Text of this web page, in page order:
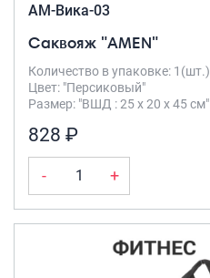
AM-Вика-03
Саквояж "AMEN"
Количество в упаковке: 1(шт.)
Цвет: "Персиковый"
Размер: "ВШД : 25 х 20 х 45 см"
828 ₽
- +